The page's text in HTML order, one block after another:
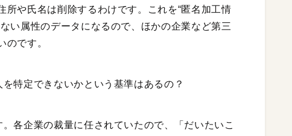
や氏名は削除するわけです。これを“匿名加工情
い属性のデータになるので、ほかの企業など第三
のです。
特定できないかという基準はあるの？
各企業の裁量に任されていたので、「だいたいこ